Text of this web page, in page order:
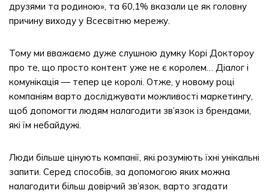
друзями та родиною», та 60,1% вказали це як головну
причину виходу у Всесвітню мережу.
Тому ми вважаємо дуже слушною думку Корі Доктороу
про те, що просто контент уже не є королем… Діалог і
комунікація — тепер це королі. Отже, у новому році
компаніям варто досліджувати можливості маркетингу,
щоб допомогти людям налагодити зв’язок із брендами,
які їм небайдужі.
Люди більше цінують компанії, які розуміють їхні унікальні
запити. Серед способів, за допомогою яких можна
налагодити більш довірчий зв’язок, варто згадати